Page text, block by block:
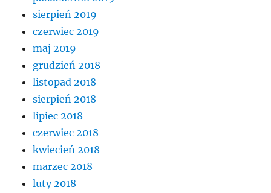
sierpień 2019
czerwiec 2019
maj 2019
grudzień 2018
listopad 2018
sierpień 2018
lipiec 2018
czerwiec 2018
kwiecień 2018
marzec 2018
luty 2018